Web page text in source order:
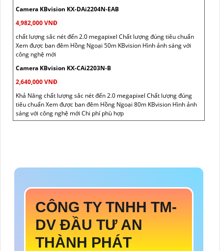
Camera KBvision KX-DAi2204N-EAB
4,982,000 VNĐ
chất lượng sắc nét đến 2.0 megapixel Chất lượng đúng tiêu chuẩn
Xem được ban đêm Hồng Ngoại 50m KBvision Hình ảnh sáng với
công nghệ mới
Camera KBvision KX-CAi2203N-B
2,640,000 VNĐ
Khả Năng chất lượng sắc nét đến 2.0 megapixel Chất lượng đúng
tiêu chuẩn Xem được ban đêm Hồng Ngoại 80m KBvision Hình ảnh
sáng với công nghệ mới Chi phí phù hợp
CÔNG TY TNHH TM-
DV ĐẦU TƯ AN
THÀNH PHÁT